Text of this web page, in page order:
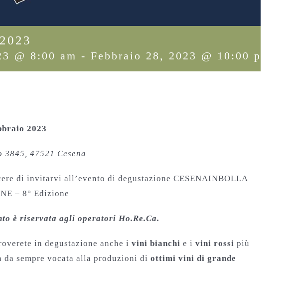
@ 8:00 am - Febbraio 28, 2023 @ 10:00 pm
2023
3845, 47521 Cesena
di invitarvi all’evento di degustazione CESENAINBOLLA
– 8° Edizione
è riservata agli operatori Ho.Re.Ca.
in degustazione anche i vini bianchi e i vini rossi più
da sempre vocata alla produzioni di ottimi vini di grande